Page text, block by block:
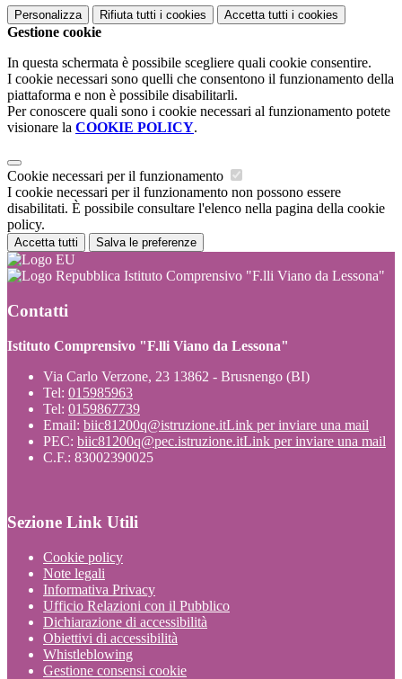
Personalizza Rifiuta tutti i cookies Accetta tutti i cookies
Gestione cookie
In questa schermata è possibile scegliere quali cookie consentire.
I cookie necessari sono quelli che consentono il funzionamento della
piattaforma e non è possibile disabilitarli.
Per conoscere quali sono i cookie necessari al funzionamento potete
visionare la COOKIE POLICY.
Cookie necessari per il funzionamento
I cookie necessari per il funzionamento non possono essere
disabilitati. È possibile consultare l'elenco nella pagina della cookie
policy.
Accetta tutti Salva le preferenze
Istituto Comprensivo "F.lli Viano da Lessona"
Contatti
Istituto Comprensivo "F.lli Viano da Lessona"
Via Carlo Verzone, 23 13862 - Brusnengo (BI)
Tel: 015985963
Tel: 0159867739
Email: biic81200q@istruzione.itLink per inviare una mail
PEC: biic81200q@pec.istruzione.itLink per inviare una mail
C.F.: 83002390025
Sezione Link Utili
Cookie policy
Note legali
Informativa Privacy
Ufficio Relazioni con il Pubblico
Dichiarazione di accessibilità
Obiettivi di accessibilità
Whistleblowing
Gestione consensi cookie